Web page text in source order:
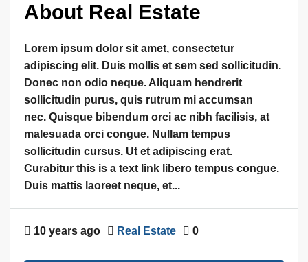
About Real Estate
Lorem ipsum dolor sit amet, consectetur
adipiscing elit. Duis mollis et sem sed sollicitudin.
Donec non odio neque. Aliquam hendrerit
sollicitudin purus, quis rutrum mi accumsan
nec. Quisque bibendum orci ac nibh facilisis, at
malesuada orci congue. Nullam tempus
sollicitudin cursus. Ut et adipiscing erat.
Curabitur this is a text link libero tempus congue.
Duis mattis laoreet neque, et...
10 years ago Real Estate 0